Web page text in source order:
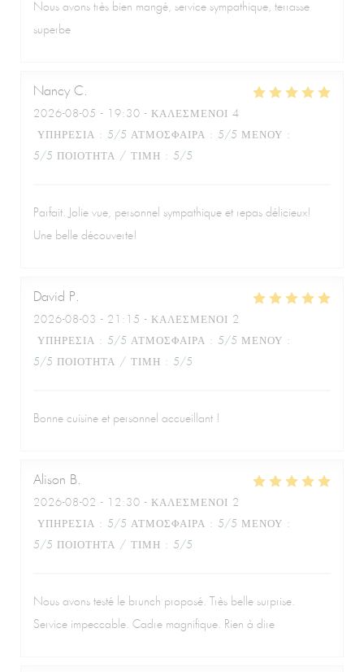
Nous avons très bien mangé, service sympathique, terrasse
superbe
Nancy C
2026-08-05 - 19:30 - ΚΑΛΕΣΜΈΝΟΙ 4
ΥΠΗΡΕΣΊΑ : 5/5 ΑΤΜΌΣΦΑΙΡΑ : 5/5 ΜΕΝΟΎ :
5/5 ΠΟΙΌΤΗΤΑ / ΤΙΜΉ : 5/5
Parfait. Jolie vue, personnel sympathique et repas délicieux!
Une belle découverte!
David P
2026-08-03 - 21:15 - ΚΑΛΕΣΜΈΝΟΙ 2
ΥΠΗΡΕΣΊΑ : 5/5 ΑΤΜΌΣΦΑΙΡΑ : 5/5 ΜΕΝΟΎ :
5/5 ΠΟΙΌΤΗΤΑ / ΤΙΜΉ : 5/5
Bonne cuisine et personnel accueillant !
Alison B
2026-08-02 - 12:30 - ΚΑΛΕΣΜΈΝΟΙ 2
ΥΠΗΡΕΣΊΑ : 5/5 ΑΤΜΌΣΦΑΙΡΑ : 5/5 ΜΕΝΟΎ :
5/5 ΠΟΙΌΤΗΤΑ / ΤΙΜΉ : 5/5
Nous avons testé le brunch proposé. Très belle surprise.
Service impeccable. Cadre magnifique. Rien à dire